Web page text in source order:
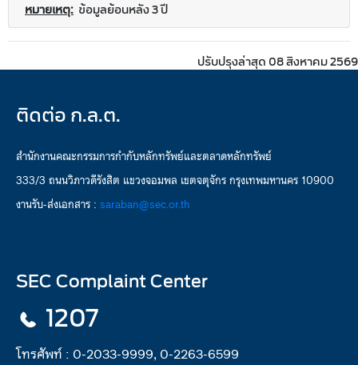
หมายเหตุ: ข้อมูลย้อนหลัง 3 ปี
ปรับปรุงล่าสุด 08 สิงหาคม 2569
ติดต่อ ก.ล.ต.
สำนักงานคณะกรรมการกำกับหลักทรัพย์และตลาดหลักทรัพย์
333/3 ถนนวิภาวดีรังสิต แขวงจอมพล เขตจตุจักร กรุงเทพมหานคร 10900
งานรับ-ส่งเอกสาร : saraban@sec.or.th
SEC Complaint Center
1207
โทรศัพท์ : 0-2033-9999, 0-2263-6599